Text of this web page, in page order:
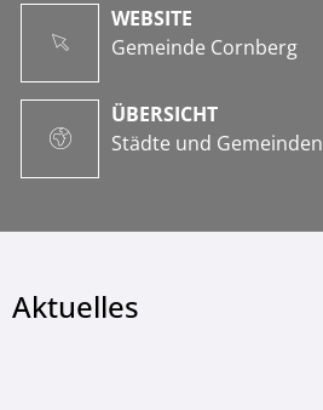
WEBSITE
Gemeinde Cornberg
ÜBERSICHT
Städte und Gemeinden
Aktuelles